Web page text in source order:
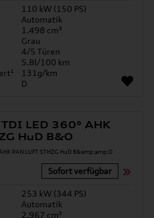
110 kW (150 PS)
Automatik
1.498 cm³
Grau
4/5 Türen
5.8l/100 km
131g/km
D
LED 360° AHK
HuD B&O
Sofort verfügbar
253 kW (344 PS)
Automatik
2.967 cm³